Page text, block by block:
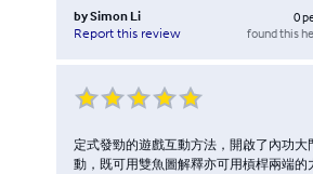
bySimon Li
Report this review
0
found this
定式發勁的遊戲互動方法，開啟了內功大
動，既可用雙魚圖解釋亦可用槓桿兩端的